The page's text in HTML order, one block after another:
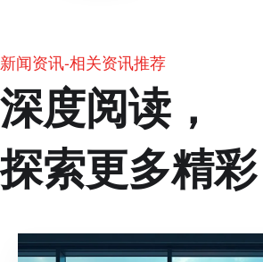
新闻资讯-相关资讯推荐
深度阅读，
探索更多精彩